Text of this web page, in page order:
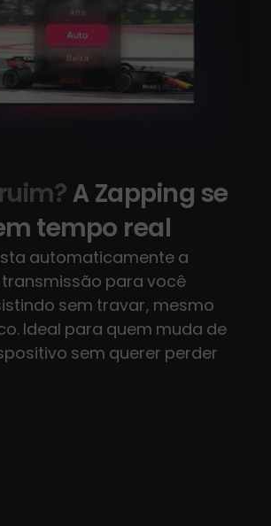
A Zapping se
tempo real
automaticamente a
para você
sem travar, mesmo
Ideal para quem muda de
sem querer perder